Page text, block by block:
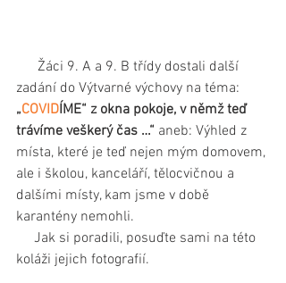
zadání do Výtvarné výchovy na téma:
„COVIDÍME“ z okna pokoje, v němž teď
trávíme veškerý čas …“ aneb: Výhled z
místa, které je teď nejen mým domovem,
ale i školou, kanceláří, tělocvičnou a
dalšími místy, kam jsme v době
karantény nemohli.
koláži jejich fotografií.